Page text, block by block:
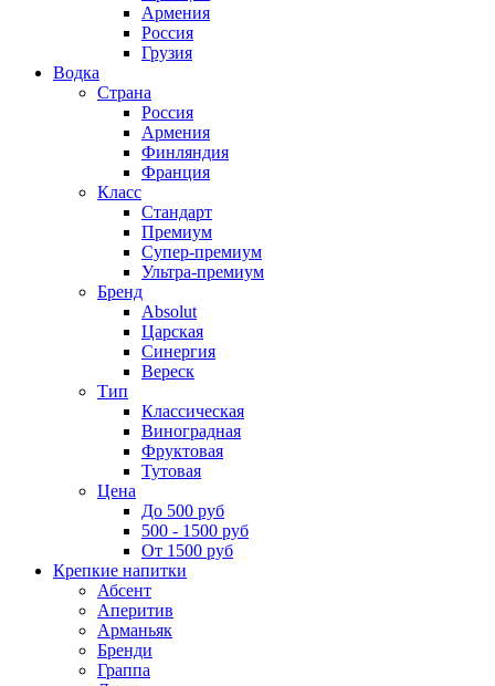
Армения
Россия
Грузия
Водка
Страна
Россия
Армения
Финляндия
Франция
Класс
Стандарт
Премиум
Супер-премиум
Ультра-премиум
Бренд
Absolut
Царская
Синергия
Вереск
Тип
Классическая
Виноградная
Фруктовая
Тутовая
Цена
До 500 руб
500 - 1500 руб
От 1500 руб
Крепкие напитки
Абсент
Аперитив
Арманьяк
Бренди
Граппа